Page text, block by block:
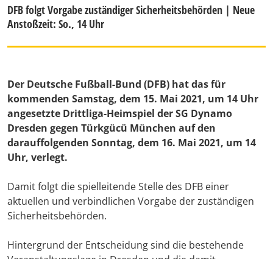
DFB folgt Vorgabe zuständiger Sicherheitsbehörden | Neue
Anstoßzeit: So., 14 Uhr
Der Deutsche Fußball-Bund (DFB) hat das für
kommenden Samstag, dem 15. Mai 2021, um 14 Uhr
angesetzte Drittliga-Heimspiel der SG Dynamo
Dresden gegen Türkgücü München auf den
darauffolgenden Sonntag, dem 16. Mai 2021, um 14
Uhr, verlegt.
Damit folgt die spielleitende Stelle des DFB einer
aktuellen und verbindlichen Vorgabe der zuständigen
Sicherheitsbehörden.
Hintergrund der Entscheidung sind die bestehende